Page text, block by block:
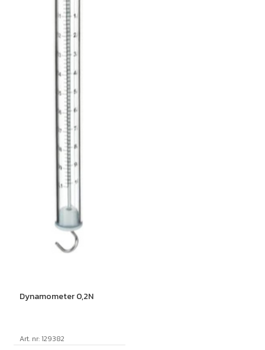
Dynamometer 0,2N
Art. nr: 129382